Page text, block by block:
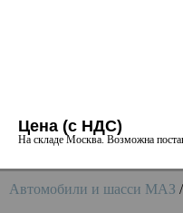
Цена (с НДС)
На складе Москва. Возможна
Автомобили и шасси MAЗ /